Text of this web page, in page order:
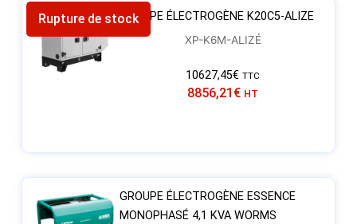
Rupture de stockGROUPE ÉLECTROGÈNE K20C5-ALIZE
XP-K6M-ALIZÉ
10627,45€ TTC
8856,21 € HT
GROUPE ÉLECTROGÈNE ESSENCE
MONOPHASÉ 4,1 KVA WORMS